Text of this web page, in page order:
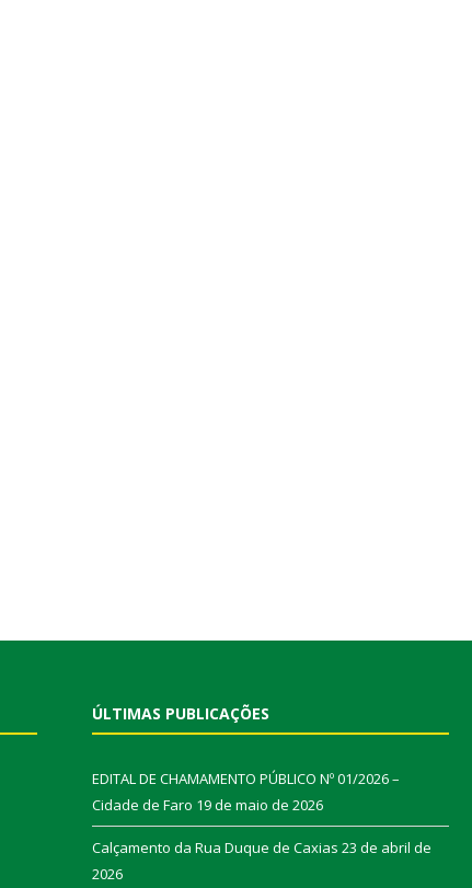
ÚLTIMAS PUBLICAÇÕES
EDITAL DE CHAMAMENTO PÚBLICO Nº 01/2026 –
Cidade de Faro 19 de maio de 2026
Calçamento da Rua Duque de Caxias 23 de abril de
2026